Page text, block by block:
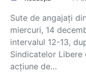
Sute de angajați
miercuri, 14
intervalul 12-13,
Sindicatelor Libere
acțiune de…